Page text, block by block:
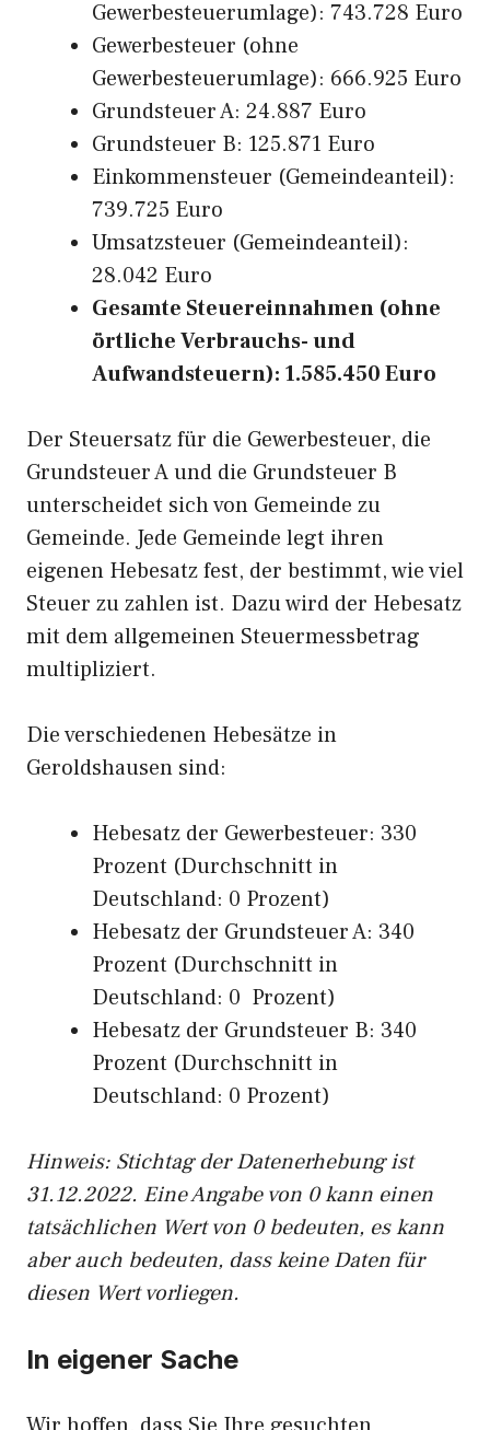
Gewerbesteuerumlage): 743.728 Euro
Gewerbesteuer (ohne
Gewerbesteuerumlage): 666.925 Euro
Grundsteuer A: 24.887 Euro
Grundsteuer B: 125.871 Euro
Einkommensteuer (Gemeindeanteil):
739.725 Euro
Umsatzsteuer (Gemeindeanteil):
28.042 Euro
Gesamte Steuereinnahmen (ohne
örtliche Verbrauchs- und
Aufwandsteuern): 1.585.450 Euro
Der Steuersatz für die Gewerbesteuer, die
Grundsteuer A und die Grundsteuer B
unterscheidet sich von Gemeinde zu
Gemeinde. Jede Gemeinde legt ihren
eigenen Hebesatz fest, der bestimmt, wie viel
Steuer zu zahlen ist. Dazu wird der Hebesatz
mit dem allgemeinen Steuermessbetrag
multipliziert.
Die verschiedenen Hebesätze in
Geroldshausen sind:
Hebesatz der Gewerbesteuer: 330
Prozent (Durchschnitt in
Deutschland: 0 Prozent)
Hebesatz der Grundsteuer A: 340
Prozent (Durchschnitt in
Deutschland: 0 Prozent)
Hebesatz der Grundsteuer B: 340
Prozent (Durchschnitt in
Deutschland: 0 Prozent)
Hinweis: Stichtag der Datenerhebung ist
31.12.2022. Eine Angabe von 0 kann einen
tatsächlichen Wert von 0 bedeuten, es kann
aber auch bedeuten, dass keine Daten für
diesen Wert vorliegen.
In eigener Sache